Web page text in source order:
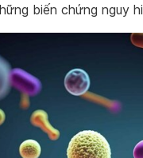
biến chứng nguy